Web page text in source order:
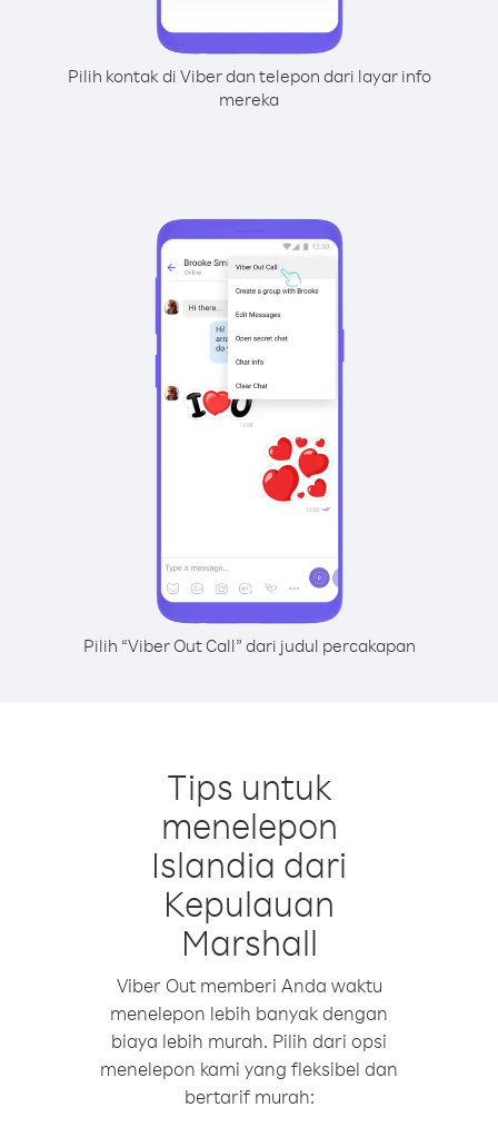
Pilih kontak di Viber dan telepon dari layar info
mereka
Pilih “Viber Out Call” dari judul percakapan
Tips untuk
menelepon
Islandia dari
Kepulauan
Marshall
Viber Out memberi Anda waktu
menelepon lebih banyak dengan
biaya lebih murah. Pilih dari opsi
menelepon kami yang fleksibel dan
bertarif murah: